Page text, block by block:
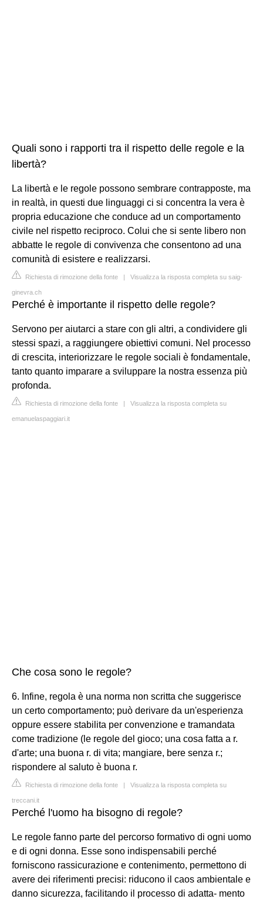
Quali sono i rapporti tra il rispetto delle regole e la
libertà?
La libertà e le regole possono sembrare contrapposte, ma
in realtà, in questi due linguaggi ci si concentra la vera è
propria educazione che conduce ad un comportamento
civile nel rispetto reciproco. Colui che si sente libero non
abbatte le regole di convivenza che consentono ad una
comunità di esistere e realizzarsi.
Richiesta di rimozione della fonte | Visualizza la risposta completa su saig-
ginevra.ch
Perché è importante il rispetto delle regole?
Servono per aiutarci a stare con gli altri, a condividere gli
stessi spazi, a raggiungere obiettivi comuni. Nel processo
di crescita, interiorizzare le regole sociali è fondamentale,
tanto quanto imparare a sviluppare la nostra essenza più
profonda.
Richiesta di rimozione della fonte | Visualizza la risposta completa su
emanuelaspaggiari.it
Che cosa sono le regole?
6. Infine, regola è una norma non scritta che suggerisce
un certo comportamento; può derivare da un'esperienza
oppure essere stabilita per convenzione e tramandata
come tradizione (le regole del gioco; una cosa fatta a r.
d'arte; una buona r. di vita; mangiare, bere senza r.;
rispondere al saluto è buona r.
Richiesta di rimozione della fonte | Visualizza la risposta completa su
treccani.it
Perché l'uomo ha bisogno di regole?
Le regole fanno parte del percorso formativo di ogni uomo
e di ogni donna. Esse sono indispensabili perché
forniscono rassicurazione e contenimento, permettono di
avere dei riferimenti precisi: riducono il caos ambientale e
danno sicurezza, facilitando il processo di adatta- mento